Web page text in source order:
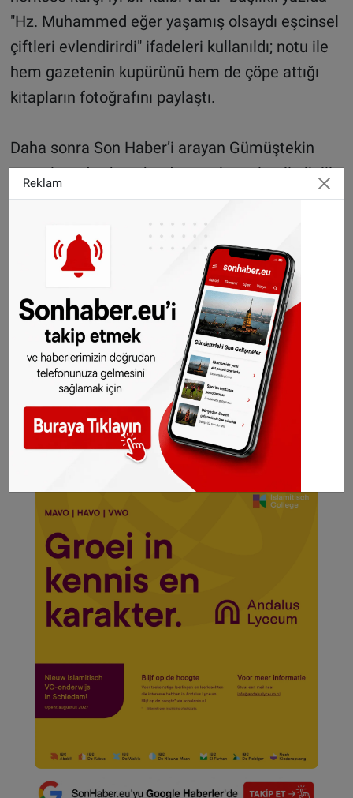
"Hz. Muhammed eğer yaşamış olsaydı eşcinsel
çiftleri evlendirirdi" ifadeleri kullanıldı; notu ile
hem gazetenin kupürünü hem de çöpe attığı
kitapların fotoğrafını paylaştı.
Daha sonra Son Haber’i arayan Gümüştekin
sosyal medya hesabından paylaşımları ile ilgili
olarak; “ Bu gazete böyle bir yazıya yer verecek
kadar Peygamberimizi tanıyorsa kitapların
içinde kim bilir neler yazıyordur. Olur ya çoluk
çocuk okuyup bu yanlış bilgilerlere sahip
olmasın. Ayetler hadisler açık, böyle bir şeye
nasıl müsaade ederler anlamıyorum. Ben de
tepkimi onların zamanında verdiği kitapları
çöpe atarak gösterdim, bu zamana kadar olan
haklarımı da kendilerine helal etmiyorum” dedi.
©SONHABER.EU
Reklam